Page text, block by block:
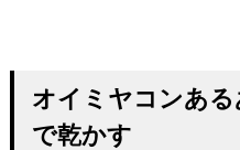
オイミヤコンあ
で乾かす